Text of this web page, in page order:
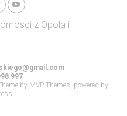
997
by MVP Themes, powered by